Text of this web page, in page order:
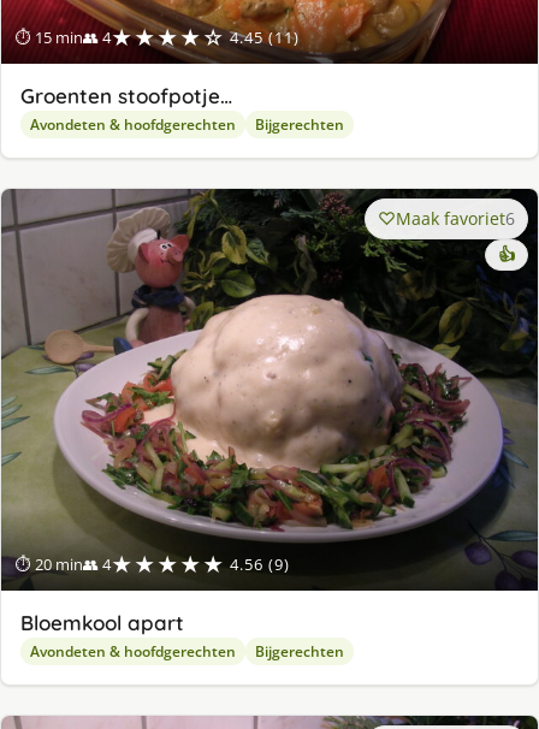
⏱ 15 min👥 4★★★★☆ 4.45 (11)
Groenten stoofpotje…
Avondeten & hoofdgerechten Bijgerechten
⏱ 20 min👥 4★★★★★ 4.56 (9)
Maak favoriet6
👍
Bloemkool apart
Avondeten & hoofdgerechten Bijgerechten